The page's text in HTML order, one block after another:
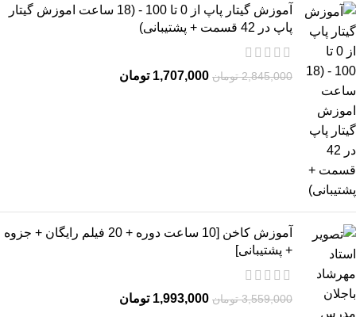
آموزش گیتار پاپ از 0 تا 100 - (18 ساعت اموزش گیتار
پاپ در 42 قسمت + پشتیبانی)
2,845,000 تومان 1,707,000 تومان
آموزش کاخن [10 ساعت دوره + 20 فیلم رایگان + جزوه
+ پشتیبانی]
3,559,000 تومان 1,993,000 تومان